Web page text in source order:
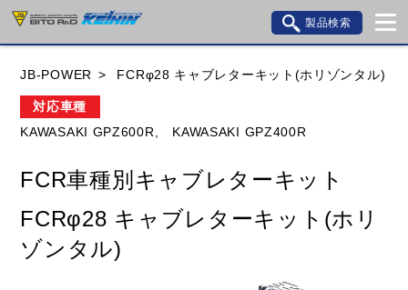
製品検索
HUSQVANA
JB-POWER FCRφ28 キャブレターキット(ホリゾンタル)
対応車種
KAWASAKI GPZ600R,
KAWASAKI GPZ400R
FCR車種別キャブレターキット
FCRφ28 キャブレターキット(ホリ
ゾンタル)